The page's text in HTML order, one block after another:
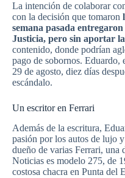
La intención de colaborar
con la decisión que tomaron
semana pasada
Justicia, pero sin aportar
contenido, donde podrían
pago de sobornos. Eduardo,
29 de agosto, diez días
escándalo.
Un escritor en Ferrari
Además de la escritura,
pasión por los autos de lujo
dueño de varias Ferrari, una
Noticias es modelo 275, de
costosa chacra en Punta del